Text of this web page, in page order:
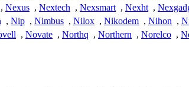
,
Nexht
,
Nexsmart
,
Nextech
,
Nexus
,
,
Nihon
,
Nikodem
,
Nilox
,
Nimbus
,
Nip
,
,
Norelco
,
Northern
,
Northq
,
Novate
,